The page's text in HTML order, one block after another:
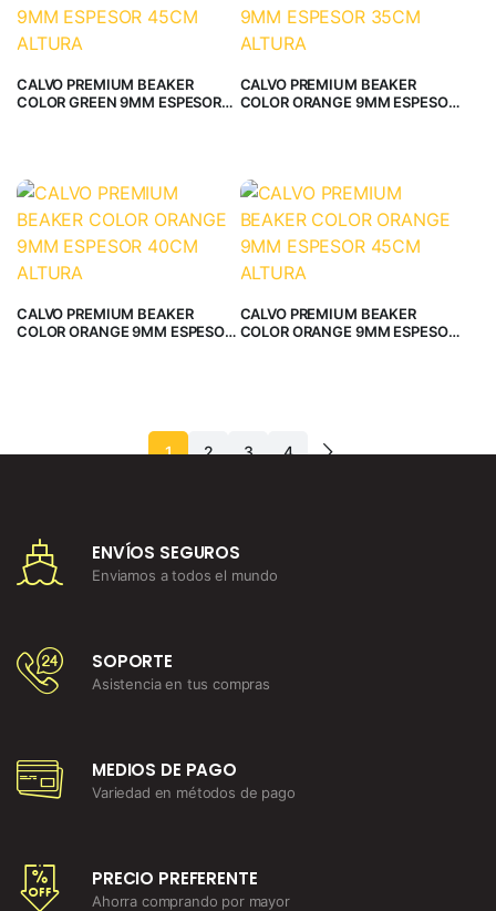
CALVO PREMIUM BEAKER
COLOR GREEN 9MM ESPESOR
CALVO PREMIUM BEAKER
COLOR ORANGE 9MM ESPESOR
CALVO PREMIUM BEAKER
COLOR ORANGE 9MM ESPESOR
CALVO PREMIUM BEAKER
COLOR ORANGE 9MM ESPESOR
1 2 3 4
ENVÍOS SEGUROS
Enviamos a todos el mundo
SOPORTE
Asistencia en tus compras
MEDIOS DE PAGO
Variedad en métodos de pago
PRECIO PREFERENTE
Ahorra comprando por mayor